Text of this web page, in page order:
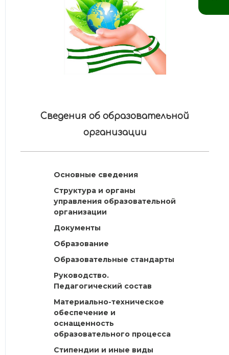
Сведения об образовательной
организации
Основные сведения
Структура и органы
управления образовательной
организации
Документы
Образование
Образовательные стандарты
Руководство.
Педагогический состав
Материально-техническое
обеспечение и
оснащенность
образовательного процесса
Стипендии и иные виды